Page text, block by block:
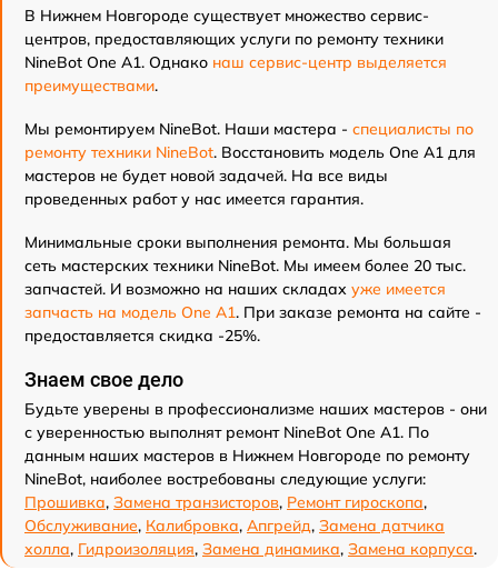
В Нижнем Новгороде существует множество сервис-
центров, предоставляющих услуги по ремонту техники
NineBot One A1. Однако наш сервис-центр выделяется
преимуществами.
Мы ремонтируем NineBot. Наши мастера - специалисты по
ремонту техники NineBot. Восстановить модель One A1 для
мастеров не будет новой задачей. На все виды
проведенных работ у нас имеется гарантия.
Минимальные сроки выполнения ремонта. Мы большая
сеть мастерских техники NineBot. Мы имеем более 20 тыс.
запчастей. И возможно на наших складах уже имеется
запчасть на модель One A1. При заказе ремонта на сайте -
предоставляется скидка -25%.
Знаем свое дело
Будьте уверены в профессионализме наших мастеров - они
с уверенностью выполнят ремонт NineBot One A1. По
данным наших мастеров в Нижнем Новгороде по ремонту
NineBot, наиболее востребованы следующие услуги:
Прошивка, Замена транзисторов, Ремонт гироскопа,
Обслуживание, Калибровка, Апгрейд, Замена датчика
холла, Гидроизоляция, Замена динамика, Замена корпуса.